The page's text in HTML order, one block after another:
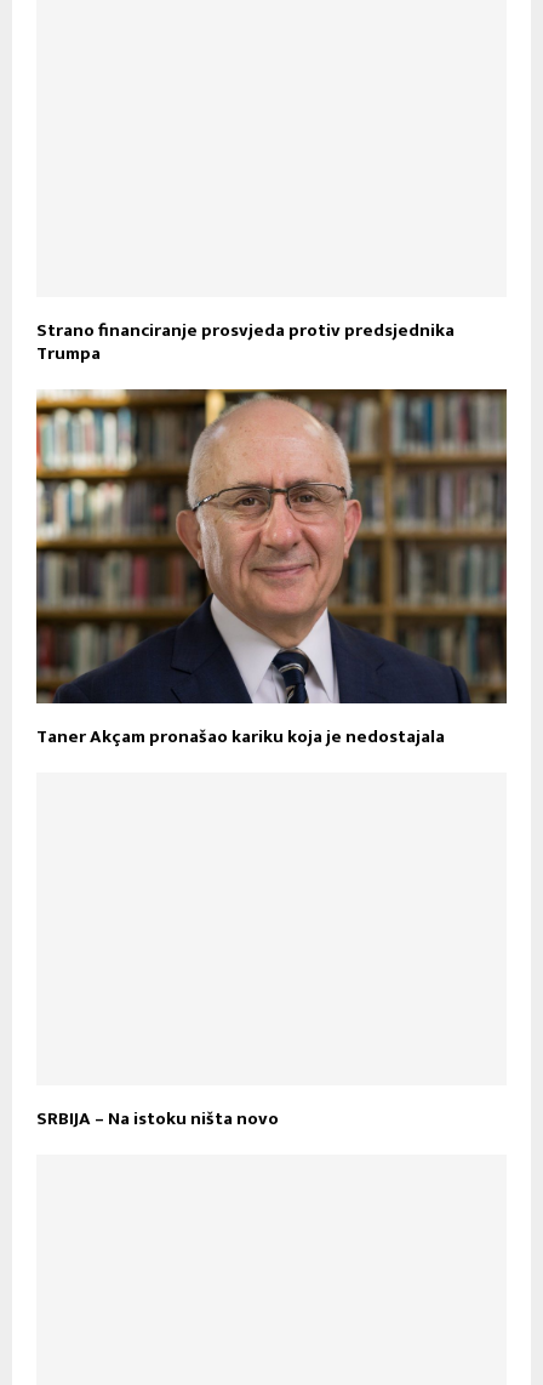
Strano financiranje prosvjeda protiv predsjednika
Trumpa
Taner Akçam pronašao kariku koja je nedostajala
SRBIJA – Na istoku ništa novo